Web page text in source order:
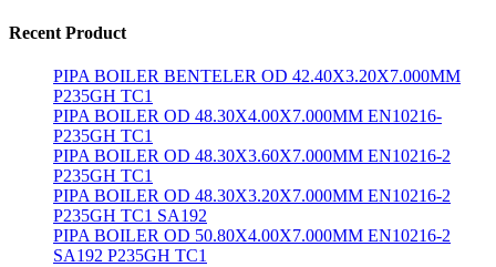
Recent Product
PIPA BOILER BENTELER OD 42.40X3.20X7.000MM
P235GH TC1
PIPA BOILER OD 48.30X4.00X7.000MM EN10216-
P235GH TC1
PIPA BOILER OD 48.30X3.60X7.000MM EN10216-2
P235GH TC1
PIPA BOILER OD 48.30X3.20X7.000MM EN10216-2
P235GH TC1 SA192
PIPA BOILER OD 50.80X4.00X7.000MM EN10216-2
SA192 P235GH TC1